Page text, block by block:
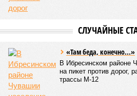
СЛУЧАЙНЫЕ
«Там беда, конечно...»
В Ибресинском районе
на пикет против дорог,
трассы М-12